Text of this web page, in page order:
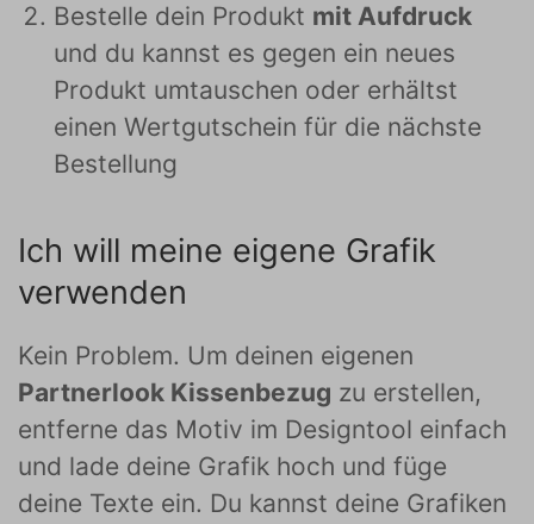
Bestelle dein Produkt mit Aufdruck
und du kannst es gegen ein neues
Produkt umtauschen oder erhältst
einen Wertgutschein für die nächste
Bestellung
Ich will meine eigene Grafik
verwenden
Kein Problem. Um deinen eigenen
Partnerlook Kissenbezug zu erstellen,
entferne das Motiv im Designtool einfach
und lade deine Grafik hoch und füge
deine Texte ein. Du kannst deine Grafiken